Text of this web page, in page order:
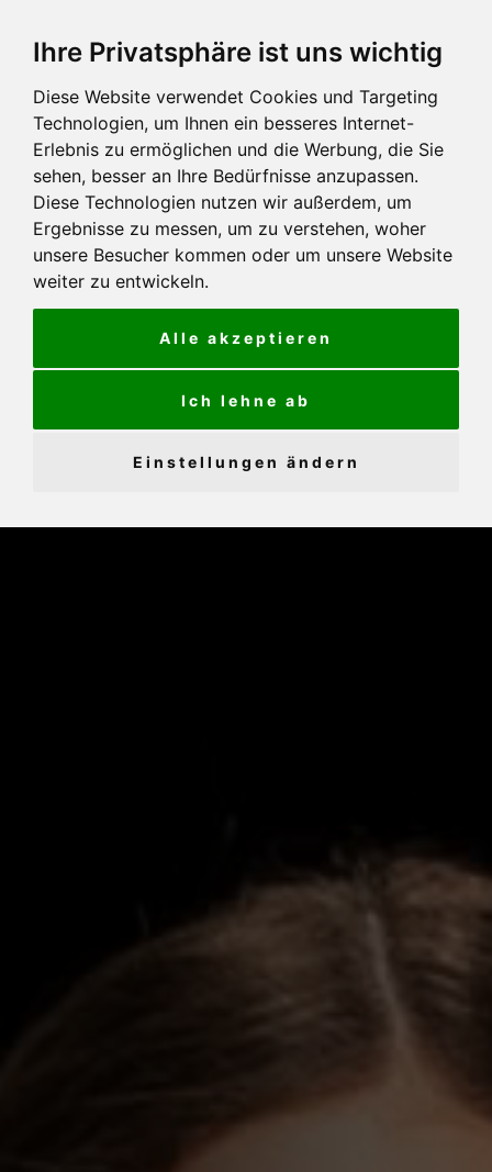
Ihre Privatsphäre ist uns wichtig
Diese Website verwendet Cookies und Targeting
Technologien, um Ihnen ein besseres Internet-
Erlebnis zu ermöglichen und die Werbung, die Sie
sehen, besser an Ihre Bedürfnisse anzupassen.
Diese Technologien nutzen wir außerdem, um
Ergebnisse zu messen, um zu verstehen, woher
unsere Besucher kommen oder um unsere Website
weiter zu entwickeln.
Alle akzeptieren
Ich lehne ab
Einstellungen ändern